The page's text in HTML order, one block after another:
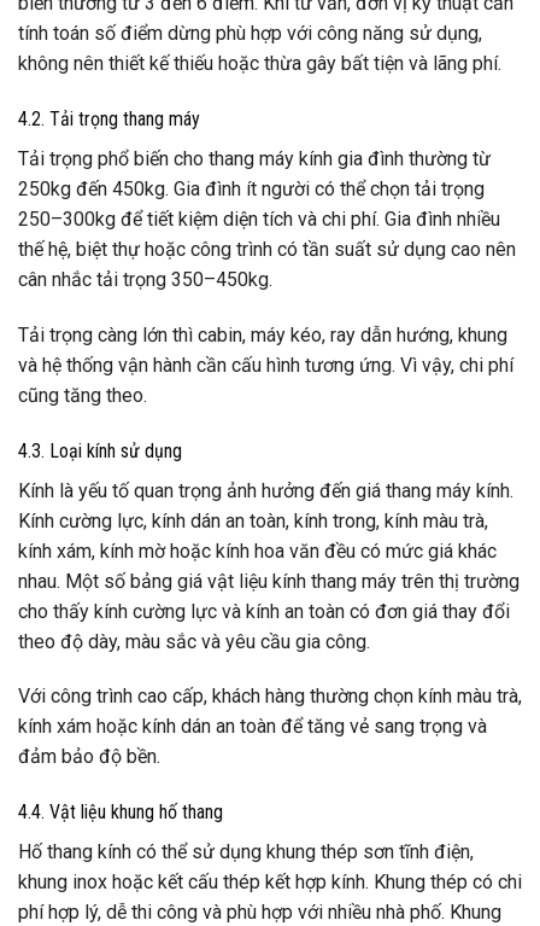
tính toán số điểm dừng phù hợp với công năng sử dụng,
không nên thiết kế thiếu hoặc thừa gây bất tiện và lãng phí.
4.2. Tải trọng thang máy
Tải trọng phổ biến cho thang máy kính gia đình thường từ
250kg đến 450kg. Gia đình ít người có thể chọn tải trọng
250–300kg để tiết kiệm diện tích và chi phí. Gia đình nhiều
thế hệ, biệt thự hoặc công trình có tần suất sử dụng cao nên
cân nhắc tải trọng 350–450kg.
Tải trọng càng lớn thì cabin, máy kéo, ray dẫn hướng, khung
và hệ thống vận hành cần cấu hình tương ứng. Vì vậy, chi phí
cũng tăng theo.
4.3. Loại kính sử dụng
Kính là yếu tố quan trọng ảnh hưởng đến giá thang máy kính.
Kính cường lực, kính dán an toàn, kính trong, kính màu trà,
kính xám, kính mờ hoặc kính hoa văn đều có mức giá khác
nhau. Một số bảng giá vật liệu kính thang máy trên thị trường
cho thấy kính cường lực và kính an toàn có đơn giá thay đổi
theo độ dày, màu sắc và yêu cầu gia công.
Với công trình cao cấp, khách hàng thường chọn kính màu trà,
kính xám hoặc kính dán an toàn để tăng vẻ sang trọng và
đảm bảo độ bền.
4.4. Vật liệu khung hố thang
Hố thang kính có thể sử dụng khung thép sơn tĩnh điện,
khung inox hoặc kết cấu thép kết hợp kính. Khung thép có chi
phí hợp lý, dễ thi công và phù hợp với nhiều nhà phố. Khung